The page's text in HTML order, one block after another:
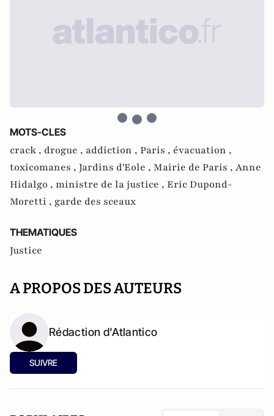
MOTS-CLES
crack , drogue , addiction , Paris , évacuation ,
toxicomanes , Jardins d'Eole , Mairie de Paris , Anne
Hidalgo , ministre de la justice , Eric Dupond-
Moretti , garde des sceaux
THEMATIQUES
Justice
A PROPOS DES AUTEURS
Rédaction d'Atlantico
SUIVRE